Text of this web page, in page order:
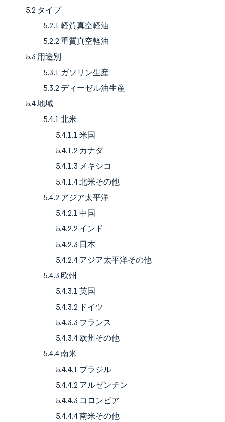
5.2 タイプ
5.2.1 軽質真空軽油
5.2.2 重質真空軽油
5.3 用途別
5.3.1 ガソリン生産
5.3.2 ディーゼル油生産
5.4 地域
5.4.1 北米
5.4.1.1 米国
5.4.1.2 カナダ
5.4.1.3 メキシコ
5.4.1.4 北米その他
5.4.2 アジア太平洋
5.4.2.1 中国
5.4.2.2 インド
5.4.2.3 日本
5.4.2.4 アジア太平洋その他
5.4.3 欧州
5.4.3.1 英国
5.4.3.2 ドイツ
5.4.3.3 フランス
5.4.3.4 欧州その他
5.4.4 南米
5.4.4.1 ブラジル
5.4.4.2 アルゼンチン
5.4.4.3 コロンビア
5.4.4.4 南米その他